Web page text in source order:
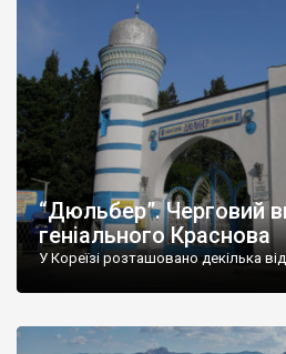
“Дюльбер”. Черговий
геніального Краснова
У Кореїзі розташовано декілька